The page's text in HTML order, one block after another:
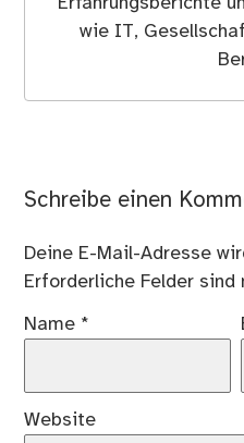
wie IT,
Schreibe einen
Deine E-Mail-Adresse
Erforderliche Felder sind
Name *
Website